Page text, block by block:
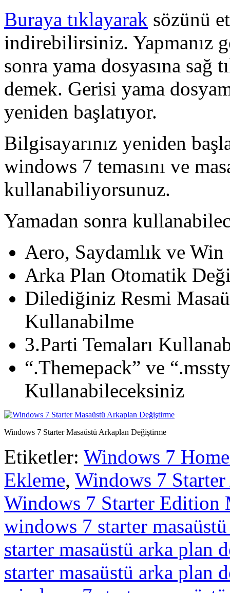
Buraya tıklayarak sözünü
indirebilirsiniz. Yapmanız
sonra yama dosyasına sağ
demek. Gerisi yama
yeniden başlatıyor.
Bilgisayarınız yeniden
windows 7 temasını ve
kullanabiliyorsunuz.
Yamadan sonra
Aero, Saydamlık ve Win
Arka Plan Otomatik
Dilediğiniz Resmi
Kullanabilme
3.Parti Temaları
“.Themepack” ve
Kullanabileceksiniz
Windows 7 Starter Masaüstü Arkaplan Değiştirme
Etiketler: Windows 7
Ekleme, Windows 7
Windows 7 Starter Edition
windows 7 starter
starter masaüstü arka plan
starter masaüstü arka plan